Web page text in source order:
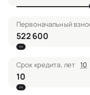
Первоначальный
Срок кредита, лет 10